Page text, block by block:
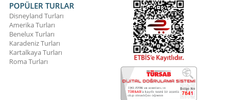
POPÜLER TURLAR
Disneyland Turları
Amerika Turları
Benelux Turları
Karadeniz Turları
Kartalkaya Turları
Roma Turları